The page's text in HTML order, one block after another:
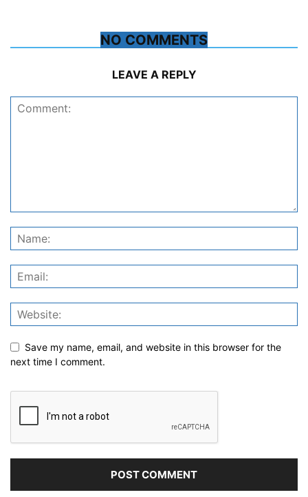
NO COMMENTS
LEAVE A REPLY
Save my name, email, and website in this browser for the
next time I comment.